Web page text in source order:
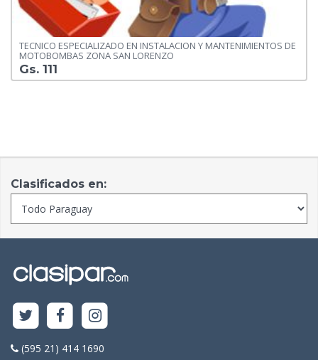
TECNICO ESPECIALIZADO EN INSTALACION Y MANTENIMIENTOS DE
MOTOBOMBAS ZONA SAN LORENZO
Gs. 111
Clasificados en:
(595 21) 414 1690